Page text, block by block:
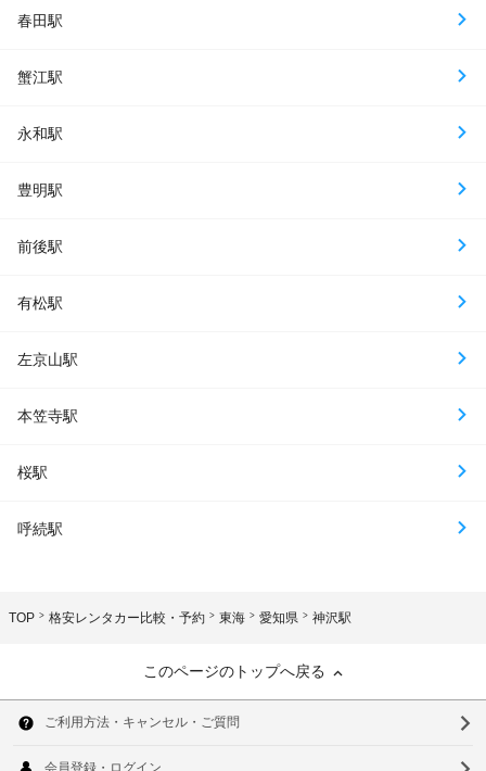
春田駅
蟹江駅
永和駅
豊明駅
前後駅
有松駅
左京山駅
本笠寺駅
桜駅
呼続駅
TOP 格安レンタカー比較・予約 東海 愛知県 神沢駅
このページのトップへ戻る